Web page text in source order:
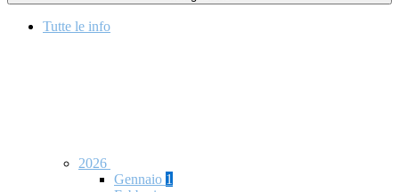
Tutte le info
2026
Gennaio 1